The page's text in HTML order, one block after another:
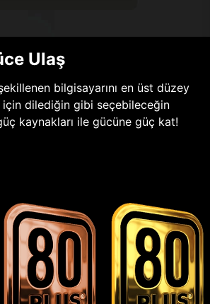
Ulaş
bilgisayarını en üst düzey
için dilediğin gibi seçebileceğin
kaynakları ile gücüne güç kat!